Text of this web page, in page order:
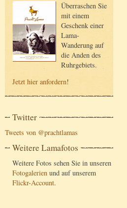
Überraschen Sie
mit einem
Geschenk einer
Lama-
Wanderung auf
die Anden des
Ruhrgebiets.
Jetzt hier anfordern!
Twitter
Tweets von @prachtlamas
Weitere Lamafotos
Weitere Fotos sehen Sie in unseren
Fotogalerien und auf unserem
Flickr-Account.